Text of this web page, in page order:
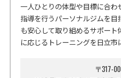
一人ひとりの体型や目標に合わ
指導を行うパーソナルジムを目
も安心して取り組めるサポー
に応じるトレーニングを日立市
〒317-